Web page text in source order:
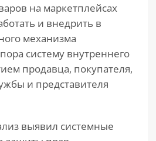
на маркетплейсах
и внедрить в
механизма
систему внутреннего
продавца, покупателя,
и представителя
выявил системные